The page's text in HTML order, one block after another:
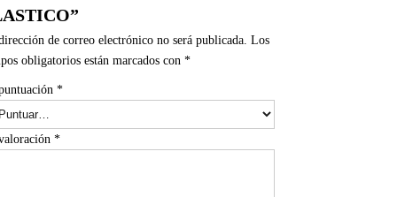
de correo electrónico no será publicada. Los
obligatorios están marcados con *
*
*